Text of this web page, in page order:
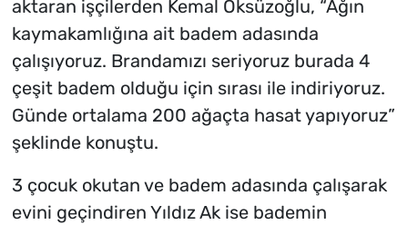
aktaran işçilerden Kemal Öksüzoğlu, “Ağın
kaymakamlığına ait badem adasında
çalışıyoruz. Brandamızı seriyoruz burada 4
çeşit badem olduğu için sırası ile indiriyoruz.
Günde ortalama 200 ağaçta hasat yapıyoruz”
şeklinde konuştu.
3 çocuk okutan ve badem adasında çalışarak
evini geçindiren Yıldız Ak ise bademin